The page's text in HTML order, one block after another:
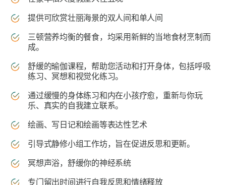
提供可欣赏壮丽海景的双人间和单人间
三顿营养均衡的餐食，均采用新鲜的当地食材烹制而
成。
舒缓的瑜伽课程，帮助您活动和打开身体，包括呼吸
练习、冥想和视觉化练习。
通过缓慢的身体练习和内在小孩疗愈，重新与你玩
乐、真实的自我建立联系。
绘画、写日记和绘画等表达性艺术
引导式静修小组工作坊，旨在促进反思和更新。
冥想声浴，舒缓你的神经系统
专门留出时间进行自我反思和情绪释放